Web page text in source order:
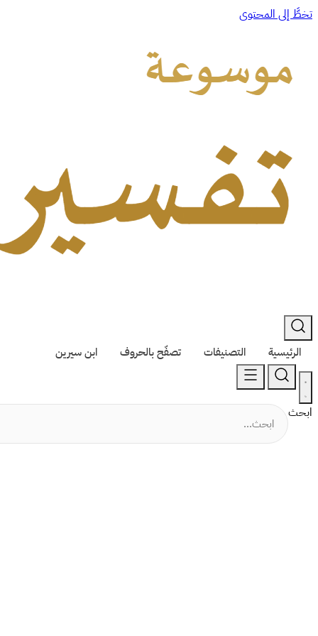
تخطَّ إلى المحتوى
الرئيسية التصنيفات تصفّح بالحروف ابن سيرين
ابحث